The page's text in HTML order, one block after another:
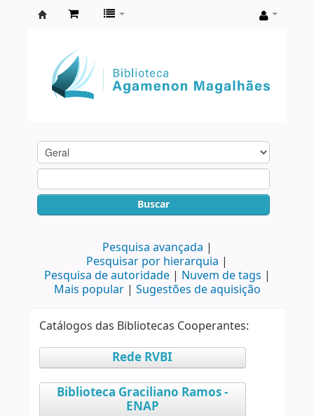
Agamenon
Magalhães
Buscar
Pesquisa avançada
Pesquisar por hierarquia
Pesquisa de autoridade
Nuvem de tags
Mais popular
Sugestões de aquisição
Catálogos das Bibliotecas Cooperantes:
Rede RVBI
Biblioteca Graciliano Ramos -
ENAP